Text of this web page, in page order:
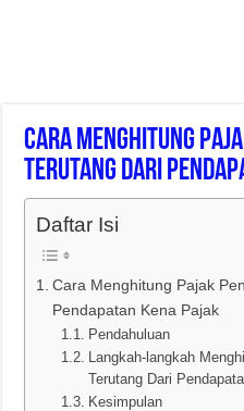
Cara Menghitung
Terutang Dari
Daftar Isi
Cara Menghitung Pajak
Pendapatan Kena Pajak
Pendahuluan
Langkah-langkah
Terutang Dari
Kesimpulan